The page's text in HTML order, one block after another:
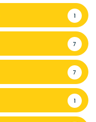
1
7
7
1